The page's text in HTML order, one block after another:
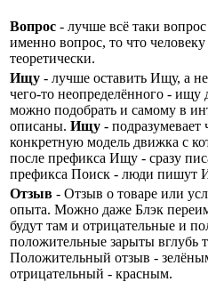
Вопрос - лучше всё таки
именно вопрос, то что человеку
теоретически.
Ищу - лучше оставить Ищу, а
чего-то неопределённого - ищу
можно подобрать и самому в
описаны. Ищу - подразумевает
конкретную модель движка с
после префикса Ищу - сразу
префикса Поиск - люди пишут
Отзыв - Отзыв о товаре или
опыта. Можно даже Блэк
будут там и отрицательные и
положительные зарыты вглубь
Положительный отзыв -
отрицательный - красным.